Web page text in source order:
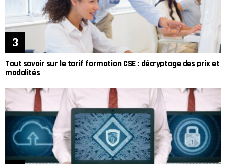
Tout savoir sur le tarif formation CSE : décryptage des prix et
modalités